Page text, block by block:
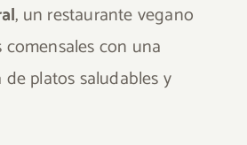
, un restaurante vegano
con una
platos saludables y